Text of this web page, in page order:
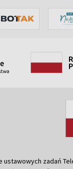
ustawowych zadań